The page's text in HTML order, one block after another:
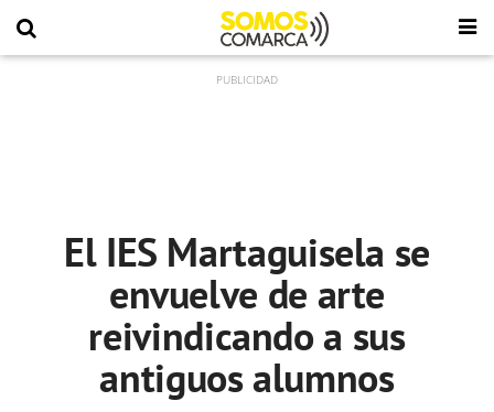
El IES Martaguisela se
envuelve de arte
reivindicando a sus
antiguos alumnos